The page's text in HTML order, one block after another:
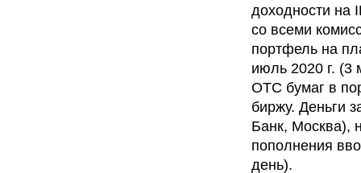
доходности на
со всеми
портфель на
июль 2020 г. (3
OTC бумаг в
биржу. Деньги
Банк, Москва),
пополнения
день).